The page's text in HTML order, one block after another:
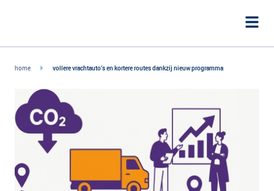
home vollere vrachtauto’s en kortere routes dankzij nieuw programma